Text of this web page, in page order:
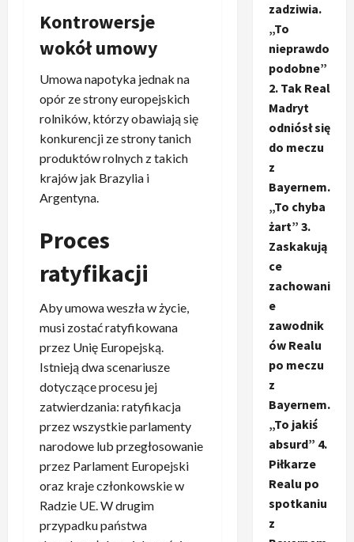
Kontrowersje
wokół umowy
Umowa napotyka jednak na
opór ze strony europejskich
rolników, którzy obawiają się
konkurencji ze strony tanich
produktów rolnych z takich
krajów jak Brazylia i
Argentyna.
Proces
ratyfikacji
Aby umowa weszła w życie,
musi zostać ratyfikowana
przez Unię Europejską.
Istnieją dwa scenariusze
dotyczące procesu jej
zatwierdzania: ratyfikacja
przez wszystkie parlamenty
narodowe lub przegłosowanie
przez Parlament Europejski
oraz kraje członkowskie w
Radzie UE. W drugim
przypadku państwa
zadziwia.
„To
nieprawdo
podobne”
2. Tak Real
Madryt
odniósł się
do meczu
z
Bayernem.
„To chyba
żart” 3.
Zaskakują
ce
zachowani
e
zawodnik
ów Realu
po meczu
z
Bayernem.
„To jakiś
absurd” 4.
Piłkarze
Realu po
spotkaniu
z